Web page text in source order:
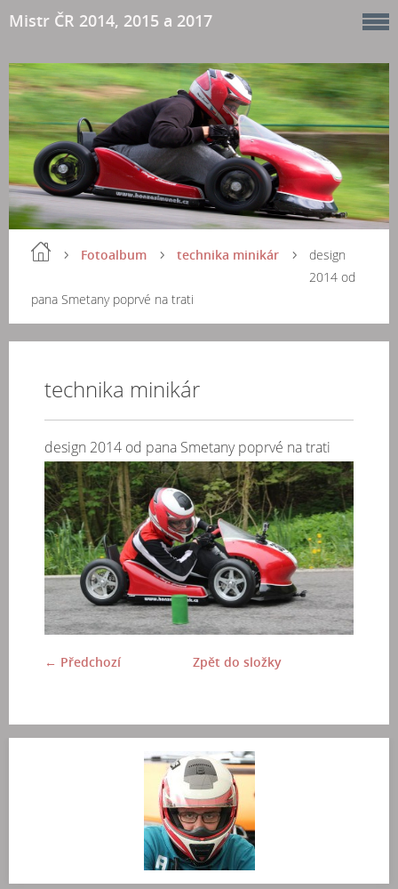
Mistr ČR 2014, 2015 a 2017
Fotoalbum technika minikár
design
2014 od
pana Smetany poprvé na trati
technika minikár
design 2014 od pana Smetany poprvé na trati
← Předchozí Zpět do složky